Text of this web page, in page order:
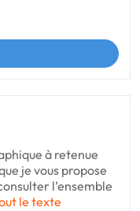
à retenue
je vous propose
l’ensemble
le texte